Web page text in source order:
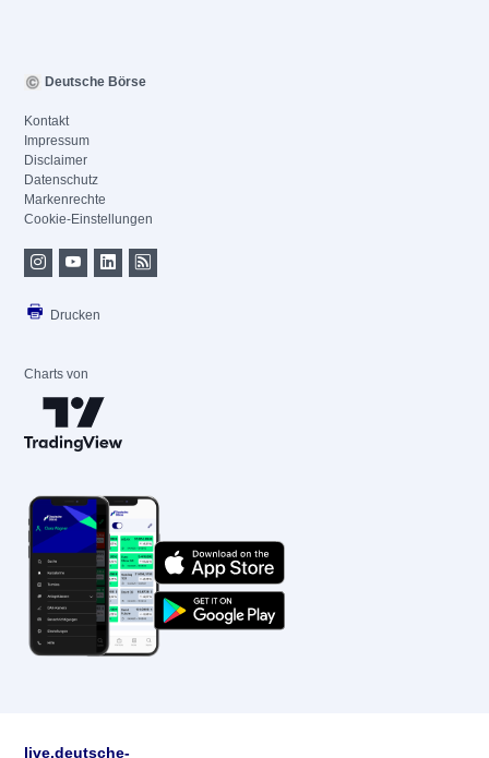
Deutsche Börse
Kontakt
Impressum
Disclaimer
Datenschutz
Markenrechte
Cookie-Einstellungen
Drucken
Charts von
live.deutsche-